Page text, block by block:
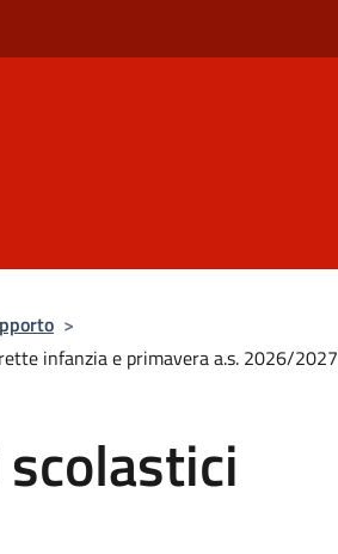
>
infanzia e primavera a.s. 2026/2027